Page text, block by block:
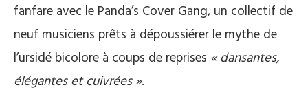
fanfare avec le Panda’s Cover Gang, un collectif de
neuf musiciens prêts à dépoussiérer le mythe de
l’ursidé bicolore à coups de reprises «dansantes,
élégantes et cuivrées ».